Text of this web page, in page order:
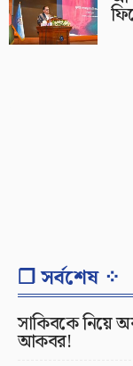
❐ সর্বশেষ ⁘
সাকিবকে নিয়ে
আকবর!